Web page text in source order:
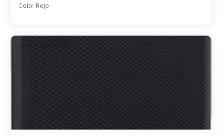
Color Rojo
ALMACENAMIENTO